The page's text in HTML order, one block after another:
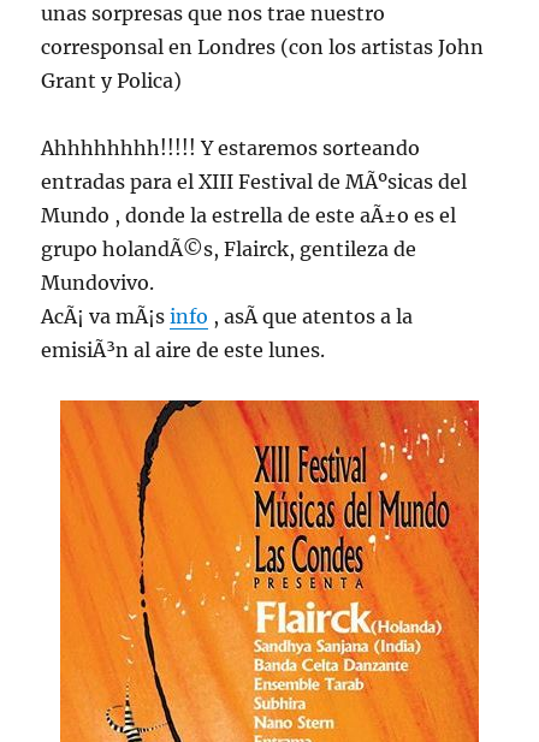
unas sorpresas que nos trae nuestro
corresponsal en Londres (con los artistas John
Grant y Polica)
Ahhhhhhhh!!!!! Y estaremos sorteando
entradas para el XIII Festival de MÃºsicas del
Mundo , donde la estrella de este aÃ±o es el
grupo holandÃ©s, Flairck, gentileza de
Mundovivo.
AcÃ¡ va mÃ¡sinfo , asÃ­ que atentos a la
emisiÃ³n al aire de este lunes.